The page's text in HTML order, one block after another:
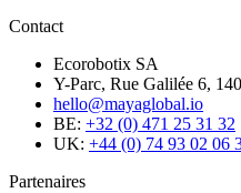
Contact
Ecorobotix SA
Y-Parc, Rue Galilée 6,
hello@mayaglobal.io
BE: +32 (0) 471 25 31 32
UK: +44 (0) 74 93 02 06
Partenaires